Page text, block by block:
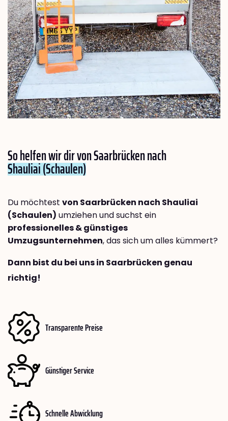
So helfen wir dir von Saarbrücken nach
Shauliai (Schaulen)
Du möchtest von Saarbrücken nach Shauliai
(Schaulen) umziehen und suchst ein
professionelles & günstiges
Umzugsunternehmen, das sich um alles kümmert?
Dann bist du bei uns in Saarbrücken genau
richtig!
Transparente Preise
Günstiger Service
Schnelle Abwicklung